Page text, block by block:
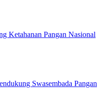
Ketahanan Pangan Nasional
Swasembada Pangan